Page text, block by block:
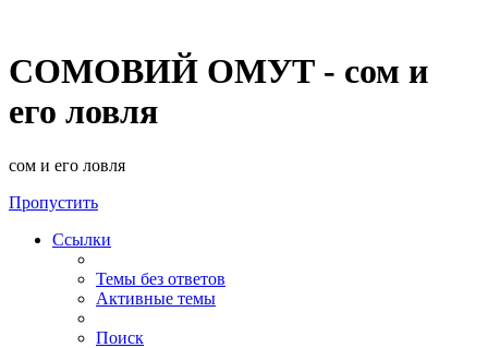
СОМОВИЙ ОМУТ - сом и
его ловля
сом и его ловля
Пропустить
Ссылки
Темы без ответов
Активные темы
Поиск